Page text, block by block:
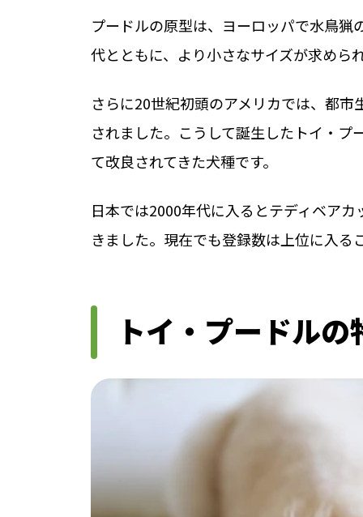
プードルの原型は、ヨーロッパで水鳥猟
代とともに、より小さなサイズが求めら
さらに20世紀初頭のアメリカでは、都
されました。こうして誕生したトイ・
て改良されてきた犬種です。
日本では2000年代に入るとテディベア
きました。現在でも登録数は上位に入る
トイ・プードルの